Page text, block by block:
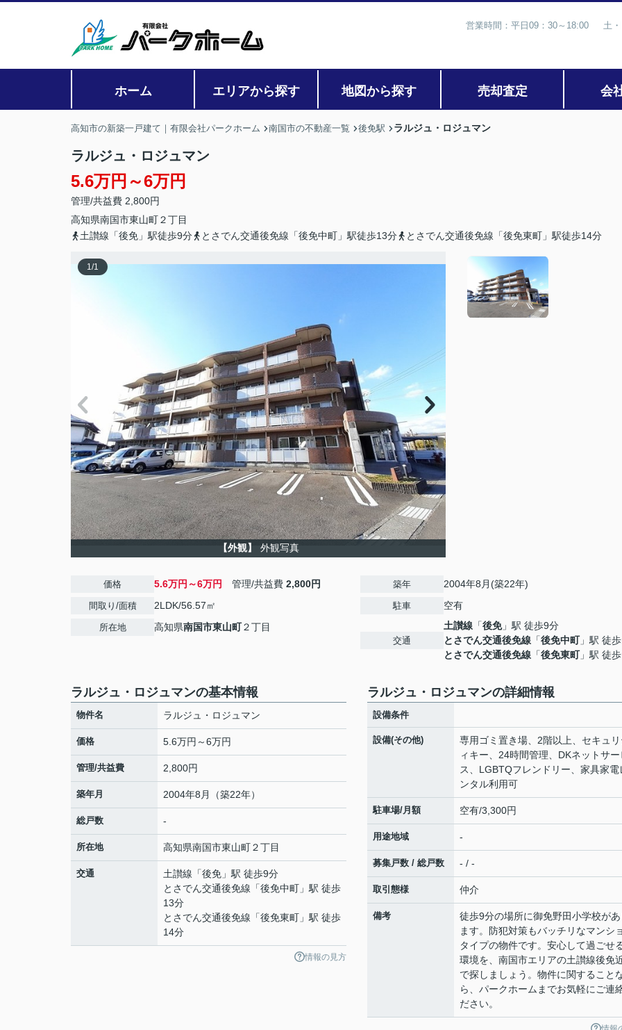
営業時間：平日09：30～18:00 土
ホーム エリアから探す 地図から探す 売却査定 会
高知市の新築一戸建て｜有限会社パークホーム 南国市の不動産一覧 後免駅 ラルジュ・ロジュマン
ラルジュ・ロジュマン
5.6万円～6万円
管理/共益費 2,800円
高知県南国市東山町２丁目
土讃線「後免」駅徒歩9分
とさでん交通後免線「後免中町」駅徒歩13分 とさでん交通後免線「後免東町」駅徒歩14分
1/1
【外観】 外観写真
価格 5.6万円～6万円 管理/共益費 2,800円
間取り/面積 2LDK/56.57㎡
所在地 高知県南国市東山町２丁目
築年 2004年8月(築22年)
駐車 空有
交通
土讃線 「後免」駅 徒歩9分
とさでん交通後免線 「後免中町」駅 徒
とさでん交通後免線 「後免東町」駅 徒
ラルジュ・ロジュマンの基本情報
物件名 ラルジュ・ロジュマン
価格 5.6万円～6万円
管理/共益費 2,800円
築年月 2004年8月（築22年）
総戸数 -
所在地 高知県南国市東山町２丁目
交通 土讃線 「後免 」駅 徒歩9分
とさでん交通後免線 「後免中町 」駅 徒歩
13分
とさでん交通後免線 「後免東町 」駅 徒歩
14分
情報の見方
ラルジュ・ロジュマンの詳細情報
設備条件
設備(その他)
専用ゴミ置き場、2階以上、セキュリ
ィキー、24時間管理、DKネットサー
ス、LGBTQフレンドリー、家具家電
ンタル利用可
駐車場/月額 空有/3,300円
用途地域 -
募集戸数 / 総戸数 - / -
取引態様 仲介
備考
徒歩9分の場所に御免野田小学校があ
ます。防犯対策もバッチリなマンシ
タイプの物件です。安心して過ごせ
環境を、南国市エリアの土讃線後免
で探しましょう。物件に関すること
ら、パークホームまでお気軽にご連
ださい。